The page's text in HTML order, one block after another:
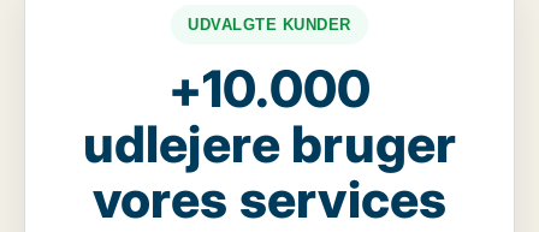
UDVALGTE KUNDER
+10.000
udlejere bruger
vores services